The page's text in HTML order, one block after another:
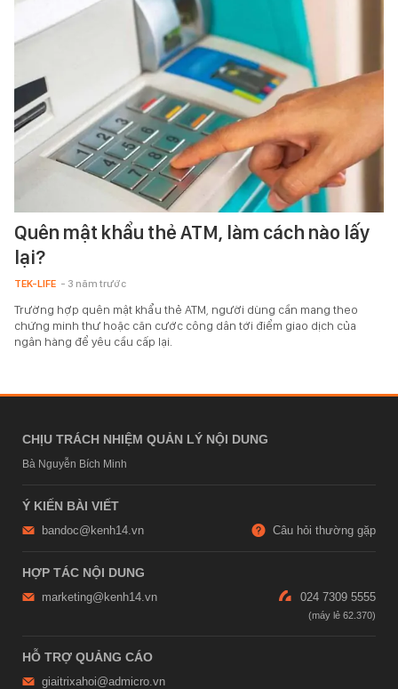
Quên mật khẩu thẻ ATM, làm cách nào lấy
lại?
TEK-LIFE - 3 năm trước
Trường hợp quên mật khẩu thẻ ATM, người dùng cần mang theo
chứng minh thư hoặc căn cước công dân tới điểm giao dịch của
ngân hàng để yêu cầu cấp lại.
CHỊU TRÁCH NHIỆM QUẢN LÝ NỘI DUNG
Bà Nguyễn Bích Minh
Ý KIẾN BÀI VIẾT
bandoc@kenh14.vn Câu hỏi thường gặp
HỢP TÁC NỘI DUNG
marketing@kenh14.vn 024 7309 5555
HỖ TRỢ QUẢNG CÁO
giaitrixahoi@admicro.vn